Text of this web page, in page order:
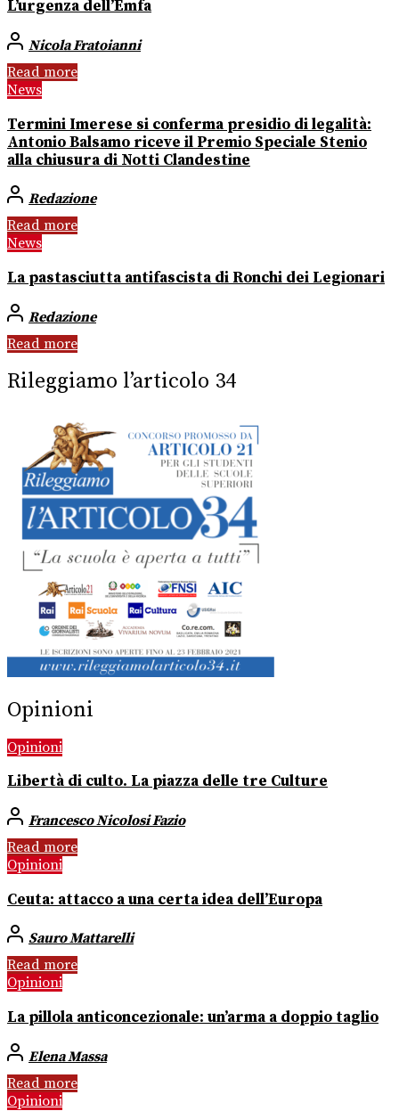
L’urgenza dell’Emfa
Nicola Fratoianni
Read more
News
Termini Imerese si conferma presidio di legalità:
Antonio Balsamo riceve il Premio Speciale Stenio
alla chiusura di Notti Clandestine
Redazione
Read more
News
La pastasciutta antifascista di Ronchi dei Legionari
Redazione
Read more
Rileggiamo l’articolo 34
Opinioni
Opinioni
Libertà di culto. La piazza delle tre Culture
Francesco Nicolosi Fazio
Read more
Opinioni
Ceuta: attacco a una certa idea dell’Europa
Sauro Mattarelli
Read more
Opinioni
La pillola anticoncezionale: un’arma a doppio taglio
Elena Massa
Read more
Opinioni